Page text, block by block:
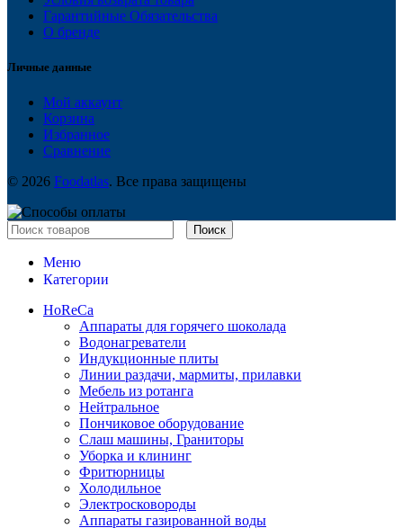
Гарантийные Обязательства
О бренде
Личные данные
Мой аккаунт
Корзина
Избранное
Сравнение
© 2026 Foodatlas. Все права защищены
Поиск
Меню
Категории
HoReCa
Аппараты для горячего шоколада
Водонагреватели
Индукционные плиты
Линии раздачи, мармиты, прилавки
Мебель из ротанга
Нейтральное
Пончиковое оборудование
Слаш машины, Граниторы
Уборка и клининг
Фритюрницы
Холодильное
Электросковороды
Аппараты газированной воды